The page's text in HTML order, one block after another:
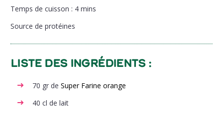
Temps de cuisson : 4 mins
Source de protéines
Liste des ingrédients :
70 gr de Super Farine orange
40 cl de lait